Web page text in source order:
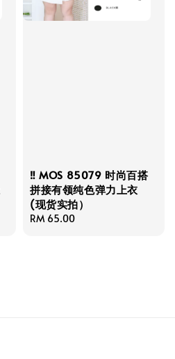
‼️ MOS 85079 时尚百搭
拼接有领纯色弹力上衣
(现货实拍）
Regular
RM 65.00